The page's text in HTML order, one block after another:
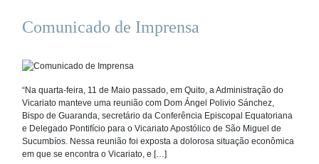
Comunicado de Imprensa
“Na quarta-feira, 11 de Maio passado, em Quito, a Administração do
Vicariato manteve uma reunião com Dom Ángel Polivio Sánchez,
Bispo de Guaranda, secretário da Conferência Episcopal Equatoriana
e Delegado Pontifício para o Vicariato Apostólico de São Miguel de
Sucumbíos. Nessa reunião foi exposta a dolorosa situação econômica
em que se encontra o Vicariato, e […]